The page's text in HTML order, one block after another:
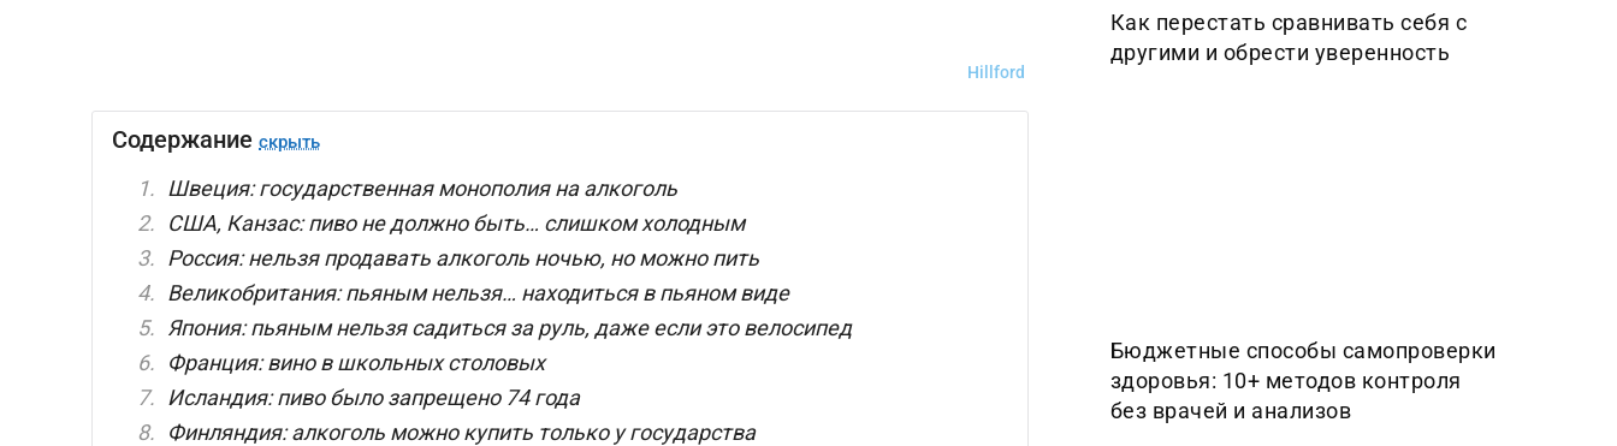
Hillford
Содержание скрыть
Швеция: государственная монополия на алкоголь
США, Канзас: пиво не должно быть… слишком холодным
Россия: нельзя продавать алкоголь ночью, но можно пить
Великобритания: пьяным нельзя… находиться в пьяном виде
Япония: пьяным нельзя садиться за руль, даже если это велосипед
Франция: вино в школьных столовых
Исландия: пиво было запрещено 74 года
Финляндия: алкоголь можно купить только у государства
Как перестать сравнивать себя с
другими и обрести уверенность
Бюджетные способы самопроверки
здоровья: 10+ методов контроля
без врачей и анализов